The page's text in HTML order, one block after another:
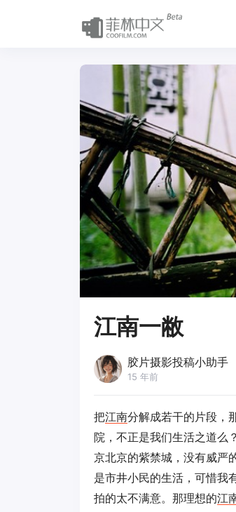
江南一敝
胶片摄影投稿小助手
15 年前
把江南分解成若干的片段，
院，不正是我们生活之道么
京北京的紫禁城，没有威严
是市井小民的生活，可惜我
拍的太不满意。那理想的江